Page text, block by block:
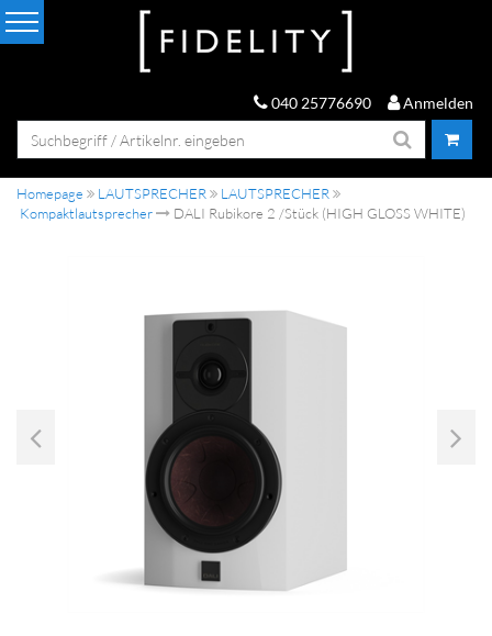
040 25776690 Anmelden
Homepage LAUTSPRECHER
LAUTSPRECHER
Kompaktlautsprecher
DALI Rubikore 2 /Stück (HIGH GLOSS WHITE)